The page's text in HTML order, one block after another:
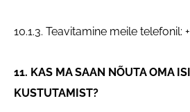
10.1.3. Teavitamine meile telefonil:
11. KAS MA SAAN NÕUTA OMA
KUSTUTAMIST?